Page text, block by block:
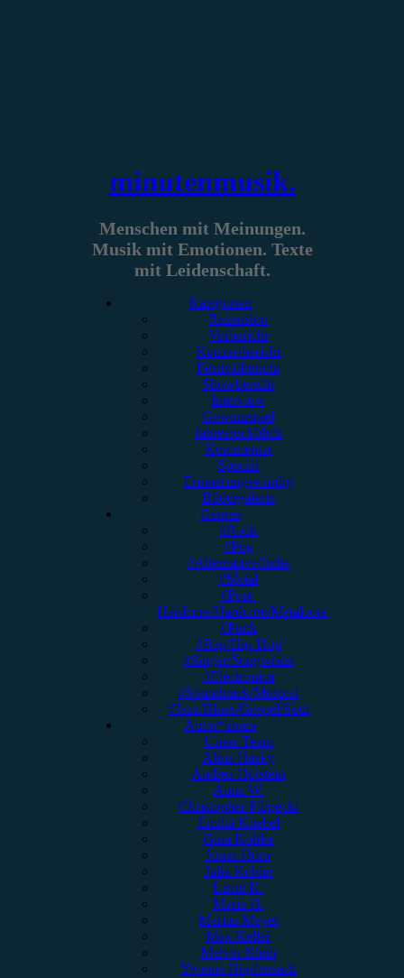
minutenmusik.
Menschen mit Meinungen.
Musik mit Emotionen. Texte
mit Leidenschaft.
Kategorien
Rezension
Vorbericht
Konzertbericht
Festivalbericht
Showbericht
Interview
Gewinnspiel
Jahresrückblick
Kommentar
Special
Erinnerungswürdig
Bildergalerie
Genres
#Rock
#Pop
#Alternative/Indie
#Metal
#Post-
Hardcore/Hardcore/Metalcore
#Punk
#Rap/Hip-Hop
#Singer/Songwriter
#Electronica
#Soundtrack/Musical
#Jazz/Blues/Gospel/Soul
Autor*innen
Unser Team
Alina Hasky
Andrea Holstein
Anna W.
Christopher Filipecki
Emilia Knebel
Gina Köhler
Jonas Horn
Julia Köhler
Lucie K.
Marie H.
Marius Meyer
Max Keller
Melvin Klein
Yvonne Hopfensack